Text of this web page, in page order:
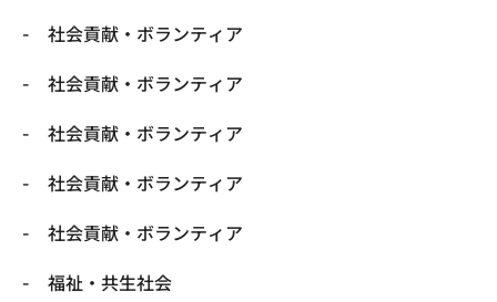
社会貢献・ボランティア
社会貢献・ボランティア
社会貢献・ボランティア
社会貢献・ボランティア
社会貢献・ボランティア
福祉・共生社会